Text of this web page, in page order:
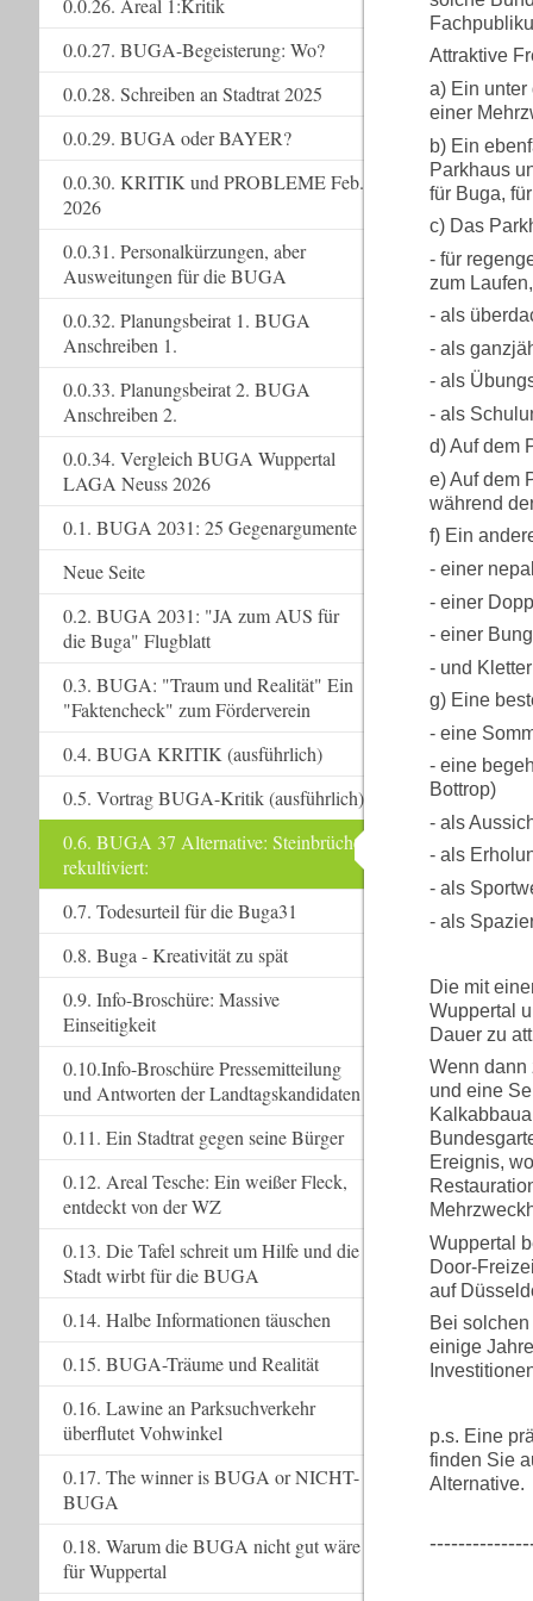
Attraktive
a) Ein
einer
b) Ein
Parkhaus
für Buga,
c) Das
- für
zum
- als
- als
- als
- als
d) Auf dem
e) Auf dem
während
f) Ein
- einer
- einer
- einer
- und
g) Eine
- eine
- eine
Bottrop)
- als
- als
- als
- als
Die mit
Wuppertal
Dauer zu
Wenn dann
und eine
Ereignis,
Wuppertal
Door-
auf
Bei
einige
p.s. Eine
finden Sie
Alternative.
0.0.26. Areal 1:Kritik
0.0.27. BUGA-Begeisterung: Wo?
0.0.28. Schreiben an Stadtrat 2025
0.0.29. BUGA oder BAYER?
0.0.30. KRITIK und PROBLEME Feb.
2026
0.0.31. Personalkürzungen, aber
Ausweitungen für die BUGA
0.0.32. Planungsbeirat 1. BUGA
Anschreiben 1.
0.0.33. Planungsbeirat 2. BUGA
Anschreiben 2.
0.0.34. Vergleich BUGA Wuppertal
LAGA Neuss 2026
0.1. BUGA 2031: 25 Gegenargumente
Neue Seite
0.2. BUGA 2031: "JA zum AUS für
die Buga" Flugblatt
0.3. BUGA: "Traum und Realität" Ein
"Faktencheck" zum Förderverein
0.4. BUGA KRITIK (ausführlich)
0.5. Vortrag BUGA-Kritik (ausführlich)
0.6. BUGA 37 Alternative: Steinbrüche
rekultiviert:
0.7. Todesurteil für die Buga31
0.8. Buga - Kreativität zu spät
0.9. Info-Broschüre: Massive
Einseitigkeit
0.10.Info-Broschüre Pressemitteilung
und Antworten der Landtagskandidaten
0.11. Ein Stadtrat gegen seine Bürger
0.12. Areal Tesche: Ein weißer Fleck,
entdeckt von der WZ
0.13. Die Tafel schreit um Hilfe und die
Stadt wirbt für die BUGA
0.14. Halbe Informationen täuschen
0.15. BUGA-Träume und Realität
0.16. Lawine an Parksuchverkehr
überflutet Vohwinkel
0.17. The winner is BUGA or NICHT-
BUGA
0.18. Warum die BUGA nicht gut wäre
für Wuppertal